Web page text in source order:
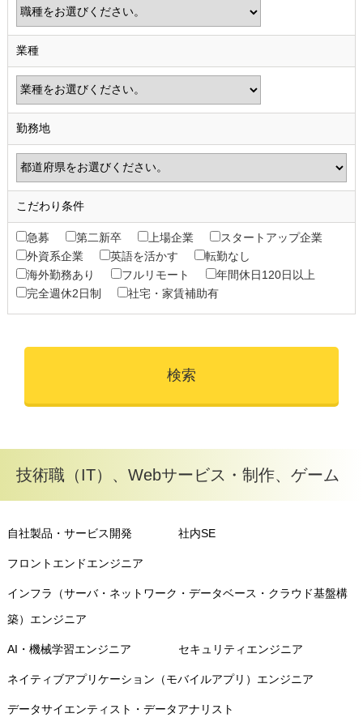
業種
勤務地
こだわり条件
急募 第二新卒 上場企業
スタートアップ企業
外資系企業
英語を活かす
転勤なし
海外勤務あり
フルリモート
年間休日120日以上
完全週休2日制
社宅・家賃補助有
技術職（IT）、Webサービス・制作、ゲーム
自社製品・サービス開発 社内SE
フロントエンドエンジニア
インフラ（サーバ・ネットワーク・データベース・クラウド基盤構
築）エンジニア
AI・機械学習エンジニア セキュリティエンジニア
ネイティブアプリケーション（モバイルアプリ）エンジニア
データサイエンティスト・データアナリスト